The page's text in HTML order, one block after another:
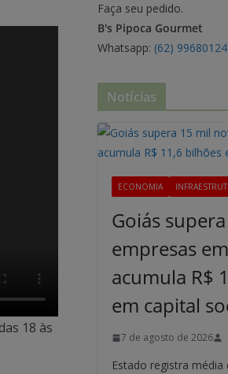
18 às
Faça seu pedido.
B's Pipoca Gourmet
Whatsapp: (62)
Notícias
ECONOMIA
Goiás
empresas
acumula R$
em capital
7 de agosto de 2026
Estado registra